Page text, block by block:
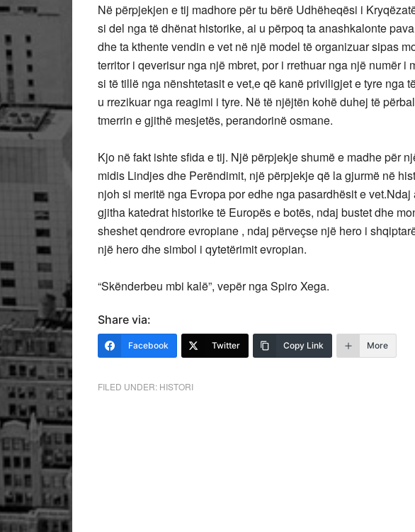
Në përpjekjen e tij madhore për tu bërë Udhëheqësi i
si del nga të dhënat historike, ai u përpoq ta anashkalonte
dhe ta kthente vendin e vet në një model të organizuar sipas
territor i qeverisur nga një mbret, por i rrethuar nga një numër i
si të tillë nga nënshtetasit e vet,e që kanë priviligjet e tyre nga
u rrezikuar nga reagimi i tyre. Në të njëjtën kohë duhej të
tmerrin e gjithë mesjetës, perandorinë osmane.
Kjo në fakt ishte sfida e tij. Një përpjekje shumë e madhe për
midis Lindjes dhe Perëndimit, një përpjekje që la gjurmë në
njoh si meritë nga Evropa por edhe nga pasardhësit e
gjitha katedrat historike të Europës e botës, ndaj bustet dhe
sheshet qendrore evropiane , ndaj përveçse një hero i
një hero dhe simbol i qytetërimit evropian.
“Skënderbeu mbi kalë”, vepër nga Spiro Xega.
Share via:
Facebook Twitter Copy Link More
FILED UNDER: HISTORI